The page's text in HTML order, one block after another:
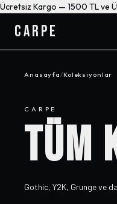
Ücretsiz Kargo — 1500 TL ve
CARPE
Anasayfa/Koleksiyonlar
CARPE
TÜM
Gothic, Y2K, Grunge ve